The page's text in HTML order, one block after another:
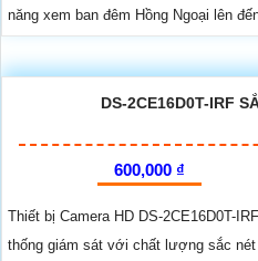
năng xem ban đêm Hồng Ngoại lên
DS-2CE16D0T-IRF
600,000 ₫
Thiết bị Camera HD DS-2CE16D0T-
thống giám sát với chất lượng sắc